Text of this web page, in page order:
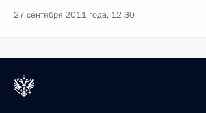
27 сентября 2011 года, 12:30